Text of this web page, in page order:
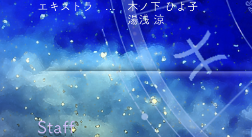
エキストラ … 木ノ下 ひよ子
湯浅 涼
​Staff